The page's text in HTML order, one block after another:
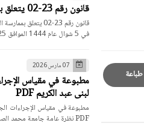
طباعة
Print
قانون رقم 23-02 يتعلق بممارسة الحق النقابي PDF
في 5 شوال عام 1444 الموافق 25 أبريل سنة 2023، يتعلق…
07 مارس 2026
مطبوعة في مقياس
لبنى عبد الكريم PDF
مطبوعة في مقياس الإجراءات
PDF نظرة عامة جامعة محمد الصديق بن يحي – جيجل - ك…